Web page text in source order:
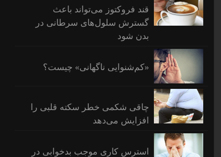
قند فروکتوز می‌تواند باعث
گسترش سلول‌های سرطانی در
بدن شود
«کم‌شنوایی ناگهانی» چیست؟
چاقی شکمی خطر سکته قلبی را
افزایش می‌دهد
استرس کاری موجب بدخوابی در